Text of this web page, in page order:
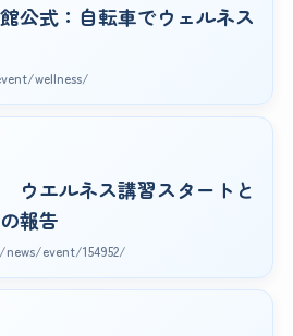
公式：自転車でウェルネス
wellness/
ウエルネス講習スタートと
報告
event/154952/